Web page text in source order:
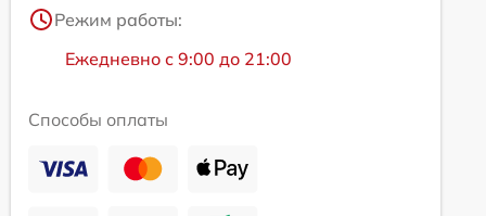
Режим работы:
Ежедневно с 9:00 до 21:00
Способы оплаты